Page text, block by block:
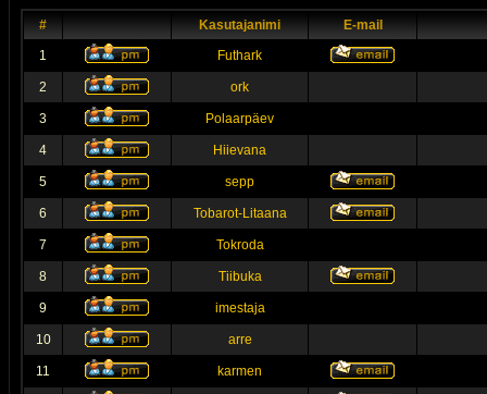
# Kasutajanimi
E-mail
1
Futhark
2 ork
3 Polaarpäev
4 Hiievana
5 sepp
6 Tobarot-Litaana
7 Tokroda
8 Tiibuka
9 imestaja
10 arre
11 karmen